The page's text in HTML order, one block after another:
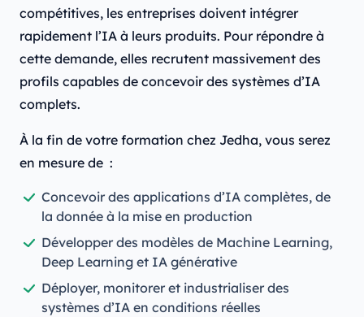
compétitives, les entreprises doivent intégrer
rapidement l’IA à leurs produits. Pour répondre à
cette demande, elles recrutent massivement des
profils capables de concevoir des systèmes d’IA
complets.
À la fin de votre formation chez Jedha, vous serez
en mesure de :
Concevoir des applications d’IA complètes, de
la donnée à la mise en production
Développer des modèles de Machine Learning,
Deep Learning et IA générative
Déployer, monitorer et industrialiser des
systèmes d’IA en conditions réelles